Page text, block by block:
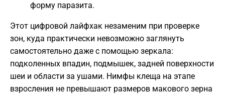
форму паразита.
Этот цифровой лайфхак незаменим при проверке
зон, куда практически невозможно заглянуть
самостоятельно даже с помощью зеркала:
подколенных впадин, подмышек, задней поверхности
шеи и области за ушами. Нимфы клеща на этапе
взросления не превышают размеров макового зерна